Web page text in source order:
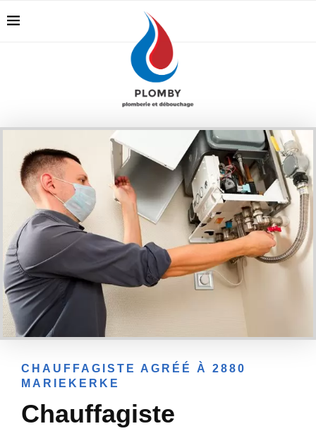
CHAUFFAGISTE AGRÉÉ À 2880
MARIEKERKE
Chauffagiste